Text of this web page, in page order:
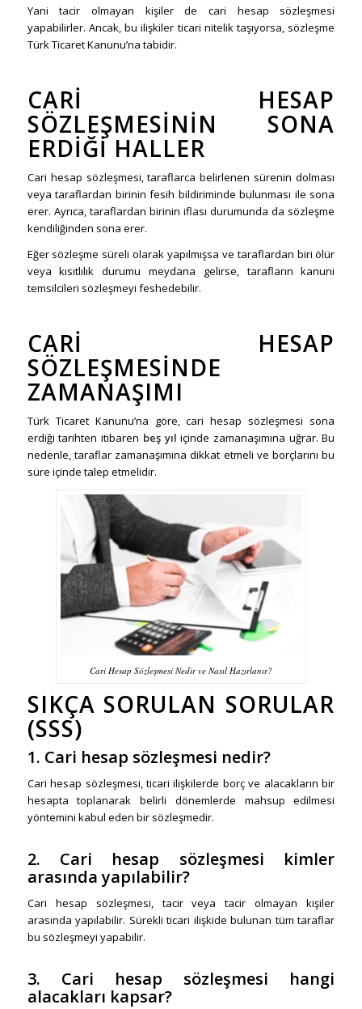
Yani tacir olmayan kişiler de cari hesap sözleşmesi
yapabilirler. Ancak, bu ilişkiler ticari nitelik taşıyorsa, sözleşme
Türk Ticaret Kanunu’na tabidir.
CARI HESAP
SÖZLEŞMESININ SONA
ERDIĞI HALLER
Cari hesap sözleşmesi, taraflarca belirlenen sürenin dolması
veya taraflardan birinin fesih bildiriminde bulunması ile sona
erer. Ayrıca, taraflardan birinin iflası durumunda da sözleşme
kendiliğinden sona erer.
Eğer sözleşme süreli olarak yapılmışsa ve taraflardan biri ölür
veya kısıtlılık durumu meydana gelirse, tarafların kanuni
temsilcileri sözleşmeyi feshedebilir.
CARI HESAP
SÖZLEŞMESINDE
ZAMANAŞIMI
Türk Ticaret Kanunu’na göre, cari hesap sözleşmesi sona
erdiği tarihten itibaren beş yıl içinde zamanaşımına uğrar. Bu
nedenle, taraflar zamanaşımına dikkat etmeli ve borçlarını bu
süre içinde talep etmelidir.
Cari Hesap Sözleşmesi Nedir ve Nasıl Hazırlanır?
SIKÇA SORULAN SORULAR
(SSS)
1. Cari hesap sözleşmesi nedir?
Cari hesap sözleşmesi, ticari ilişkilerde borç ve alacakların bir
hesapta toplanarak belirli dönemlerde mahsup edilmesi
yöntemini kabul eden bir sözleşmedir.
2. Cari hesap sözleşmesi kimler
arasında yapılabilir?
Cari hesap sözleşmesi, tacir veya tacir olmayan kişiler
arasında yapılabilir. Sürekli ticari ilişkide bulunan tüm taraflar
bu sözleşmeyi yapabilir.
3. Cari hesap sözleşmesi hangi
alacakları kapsar?